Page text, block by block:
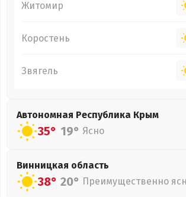
Житомир
Коростень
Звягель
Автономная Республика Крым
35° 19° Ясно
Винницкая область
38° 20° Преимущественно